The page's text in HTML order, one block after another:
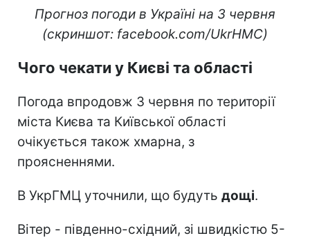
Прогноз погоди в Україні на 3 червня
(скриншот: facebook.com/UkrHMC)
Чого чекати у Києві та області
Погода впродовж 3 червня по території
міста Києва та Київської області
очікується також хмарна, з
проясненнями.
В УкрГМЦ уточнили, що будуть дощі.
Вітер - південно-східний, зі швидкістю 5-